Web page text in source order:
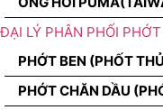
ĐẠI LÝ PHÂN PHỐI
PHỚT BEN (PHỐT
PHỚT CHĂN DẦU